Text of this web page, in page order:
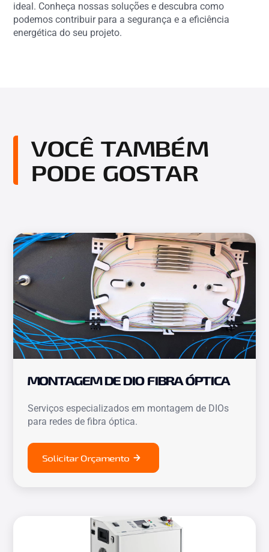
ideal. Conheça nossas soluções e descubra como
podemos contribuir para a segurança e a eficiência
energética do seu projeto.
VOCÊ TAMBÉM
PODE GOSTAR
MONTAGEM DE DIO FIBRA ÓPTICA
Serviços especializados em montagem de DIOs
para redes de fibra óptica.
Solicitar Orçamento